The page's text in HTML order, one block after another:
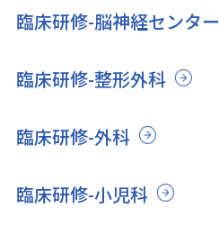
臨床研修-脳神経センター
臨床研修-整形外科
臨床研修-外科
臨床研修-小児科